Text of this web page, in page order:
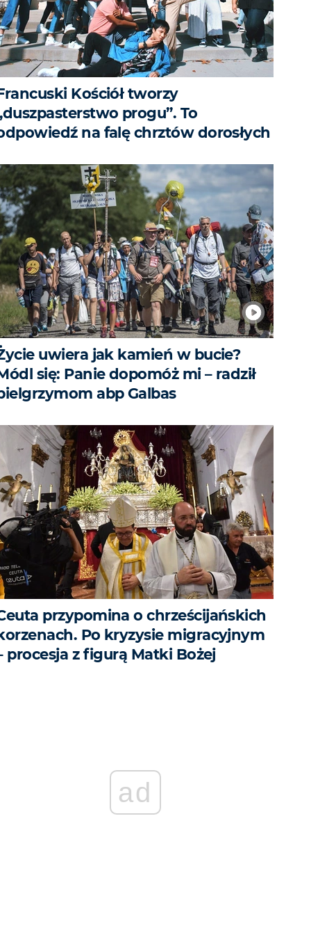
Kościół tworzy
progu”. To
na falę chrztów dorosłych
uwiera jak kamień w bucie?
się: Panie dopomóż mi – radził
abp Galbas
przypomina o chrześcijańskich
Po kryzysie migracyjnym
procesja z figurą Matki Bożej
ad